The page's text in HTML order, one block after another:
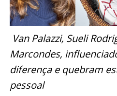
Van Palazzi, Sueli
Marcondes,
diferença e quebram
pessoal